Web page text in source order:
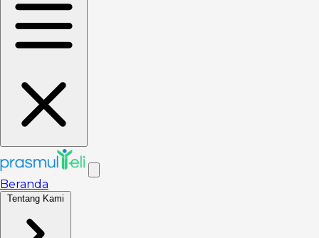
Beranda
Tentang Kami